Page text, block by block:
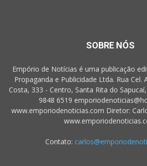
SOBRE NÓS
Empório de Notícias é uma publicação
Propaganda e Publicidade Ltda. Rua
Costa, 333 - Centro, Santa Rita do
9848 6519
www.emporiodenoticias.com Diretor:
Contato: